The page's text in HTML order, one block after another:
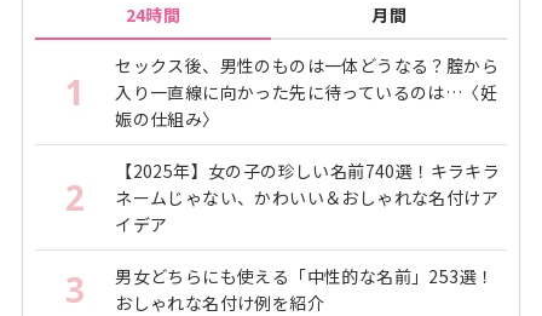
24時間 月間
1
セックス後、男性のものは一体どうなる？腟から
入り一直線に向かった先に待っているのは…〈妊
娠の仕組み〉
2
【2025年】女の子の珍しい名前740選！キラキラ
ネームじゃない、かわいい＆おしゃれな名付けア
イデア
3
男女どちらにも使える「中性的な名前」253選！
おしゃれな名付け例を紹介